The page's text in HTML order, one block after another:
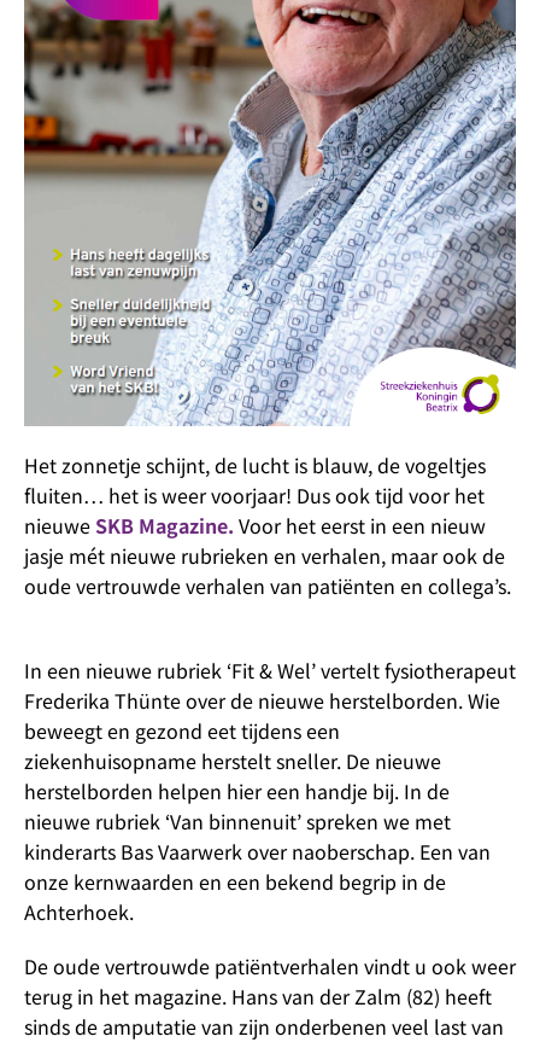
Het zonnetje schijnt, de lucht is blauw, de vogeltjes
fluiten… het is weer voorjaar! Dus ook tijd voor het
nieuwe SKB Magazine. Voor het eerst in een nieuw
jasje mét nieuwe rubrieken en verhalen, maar ook de
oude vertrouwde verhalen van patiënten en collega’s.
In een nieuwe rubriek ‘Fit & Wel’ vertelt fysiotherapeut
Frederika Thünte over de nieuwe herstelborden. Wie
beweegt en gezond eet tijdens een
ziekenhuisopname herstelt sneller. De nieuwe
herstelborden helpen hier een handje bij. In de
nieuwe rubriek ‘Van binnenuit’ spreken we met
kinderarts Bas Vaarwerk over naoberschap. Een van
onze kernwaarden en een bekend begrip in de
Achterhoek.
De oude vertrouwde patiëntverhalen vindt u ook weer
terug in het magazine. Hans van der Zalm (82) heeft
sinds de amputatie van zijn onderbenen veel last van